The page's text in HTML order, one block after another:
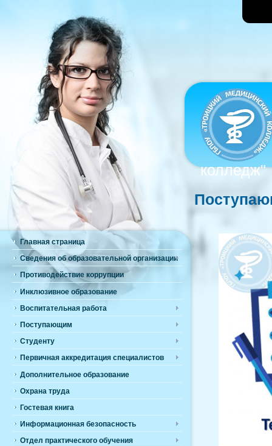
Главная страница
Сведения об образовательной организации
Противодействие коррупции
Инклюзивное образование
Воспитательная работа
Поступающим
Студенту
Первичная аккредитация специалистов
Дополнительное образование
Охрана труда
Гостевая книга
Информационная безопасность
Отдел практического обучения